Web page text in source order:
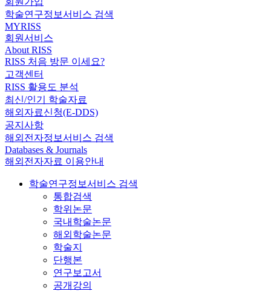
학술연구정보서비스 검색
MYRISS
회원서비스
About RISS
RISS 처음 방문 이세요?
고객센터
RISS 활용도 분석
최신/인기 학술자료
해외자료신청(E-DDS)
공지사항
해외전자정보서비스 검색
Databases & Journals
해외전자자료 이용안내
학술연구정보서비스 검색
통합검색
학위논문
국내학술논문
해외학술논문
학술지
단행본
연구보고서
공개강의